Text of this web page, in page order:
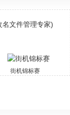
理专家)
街机锦标赛